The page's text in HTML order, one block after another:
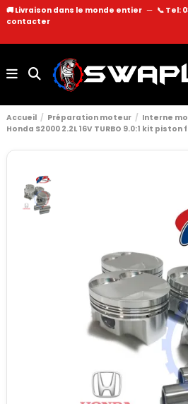
🚚 Livraison dans le monde entier — 📞 Tel:
contacter
Accueil Préparation moteur Interne
Honda S2000 2.2L 16V TURBO 9.0:1 kit piston